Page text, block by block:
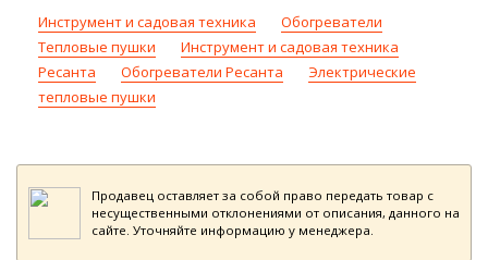
Инструмент и садовая техника
Обогреватели
Тепловые пушки
Инструмент и садовая техника
Ресанта
Обогреватели Ресанта
Электрические
тепловые пушки
Продавец оставляет за собой право передать товар с
несущественными отклонениями от описания, данного на
сайте. Уточняйте информацию у менеджера.